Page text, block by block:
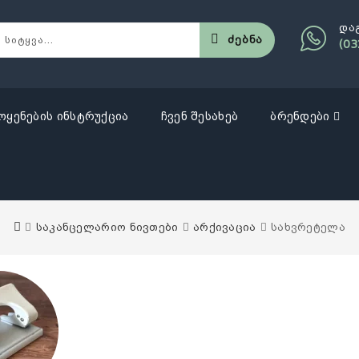
Ძებნა
ინსტრუქცია ჩვენ შესახებ ბრენდები
საკანცელარიო ნივთები არქივაცია სახვრეტელა